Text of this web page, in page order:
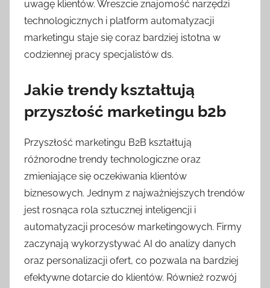
uwagę klientów. Wreszcie znajomość narzędzi
technologicznych i platform automatyzacji
marketingu staje się coraz bardziej istotna w
codziennej pracy specjalistów ds.
Jakie trendy kształtują
przyszłość marketingu b2b
Przyszłość marketingu B2B kształtują
różnorodne trendy technologiczne oraz
zmieniające się oczekiwania klientów
biznesowych. Jednym z najważniejszych trendów
jest rosnąca rola sztucznej inteligencji i
automatyzacji procesów marketingowych. Firmy
zaczynają wykorzystywać AI do analizy danych
oraz personalizacji ofert, co pozwala na bardziej
efektywne dotarcie do klientów. Również rozwój